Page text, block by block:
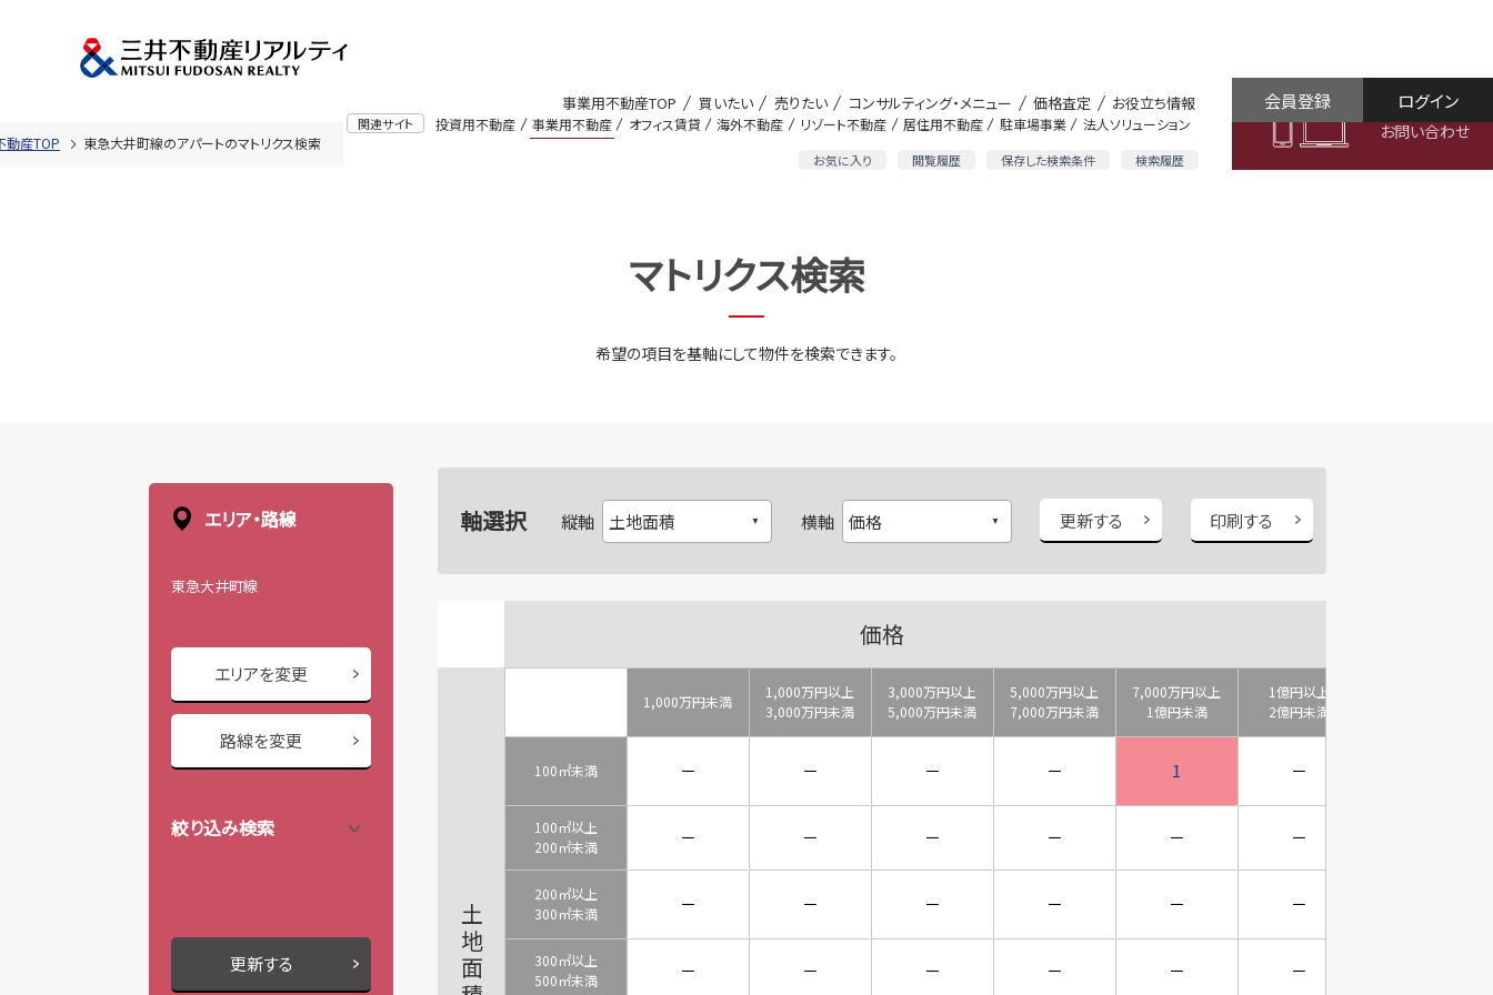
関連サイト 投資用不動産 事業用不動産 オフィス賃貸 海外不動産 リゾート不動産 居住用不動産 駐車場事業 法人ソリューション
お気に入り 閲覧履歴 保存した検索条件 検索履歴
事業用不動産TOP 買いたい 売りたい コンサルティング・メニュー 価格査定 お役立ち情報
お問い合わせ
ログイン
会員登録
動産TOP 東急大井町線のアパートのマトリクス検索
マトリクス検索
希望の項目を基軸にして物件を検索できます。
エリア・路線
東急大井町線
エリアを変更
路線を変更
絞り込み検索
更新する
軸選択 縦軸 横軸 更新する 印刷する
価格
土地面積
1,000万円未満
1,000万円以上
3,000万円未満
3,000万円以上
5,000万円未満
5,000万円以上
7,000万円未満
7,000万円以上
1億円未満
1億円以上
2億円未満
100㎡未満 － － － － 1 －
100㎡以上
200㎡未満
－ － － － － －
200㎡以上
300㎡未満
－ － － － － －
300㎡以上
500㎡未満
－ － － － － －